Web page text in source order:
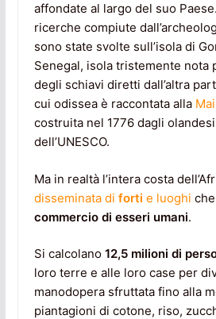
affondate al largo del suo
ricerche compiute
sono state svolte sull’isola di
Senegal, isola tristemente nota
degli schiavi diretti dall’altra
cui odissea è raccontata alla
costruita nel 1776 dagli
dell’UNESCO.
Ma in realtà l’intera costa
disseminata di forti e luoghi
commercio di esseri umani.
Si calcolano12,5 milioni di
loro terre e alle loro case per
manodopera sfruttata fino alla
piantagioni di cotone, riso,